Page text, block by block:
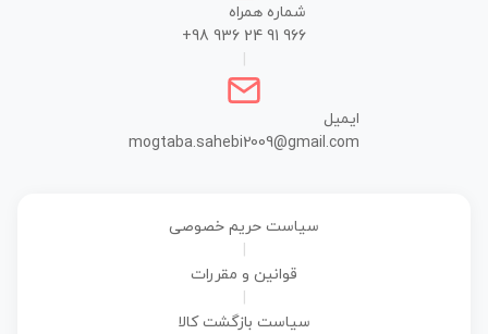
شماره همراه
+98 936 24 91 966
ایمیل
mogtaba.sahebi2009@gmail.com
سیاست حریم خصوصی
قوانین و مقررات
سیاست بازگشت کالا